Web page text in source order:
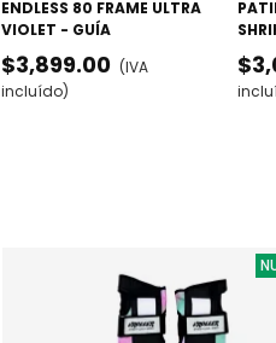
ENDLESS 80 FRAME ULTRA
VIOLET - GUÍA
MULTIFUNCIÓN
80/84/100MM
$3,899.00 (IVA
incluído)